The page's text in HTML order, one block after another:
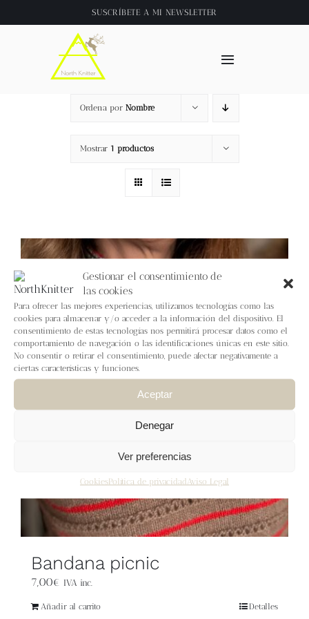
Gestionar el consentimiento de
las cookies
Para ofrecer las mejores experiencias, utilizamos tecnologías como las
cookies para almacenar y/o acceder a la información del dispositivo. El
consentimiento de estas tecnologías nos permitirá procesar datos como el
comportamiento de navegación o las identificaciones únicas en este sitio.
No consentir o retirar el consentimiento, puede afectar negativamente a
ciertas características y funciones.
Aceptar
Denegar
Ver preferencias
CookiesPolítica de privacidad Aviso Legal
al
SUSCRÍBETE A MI NEWSLETTER
Toggle
Inicio
About
Tienda
Blog
Contacto
Newsletter
Mi cuenta
Ordena por Nombre
Mostrar 1 productos
Bandana picnic
7,00€ IVA inc.
Añadir al carrito Detalles